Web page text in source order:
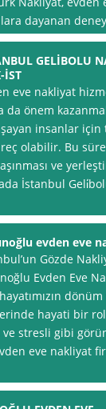
dayanan
GELİBOLU
İST
eve nakliyat
da önem
insanlar için
olabilir. Bu
ve
İstanbul
evden eve
Gözde
Evden Eve
hayati bir rol
stresli gibi
eve nakliyat